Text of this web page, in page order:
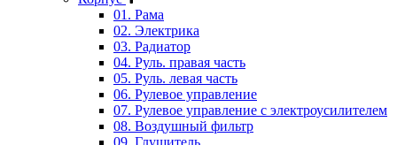
01. Рама
02. Электрика
03. Радиатор
04. Руль. правая часть
05. Руль. левая часть
06. Рулевое управление
07. Рулевое управление с электроусилителем
08. Воздушный фильтр
09. Глушитель